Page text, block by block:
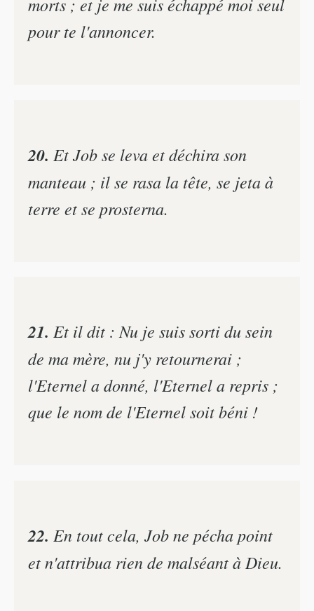
pour te l'annoncer.
20. Et Job se leva et déchira son
manteau ; il se rasa la tête, se jeta à
terre et se prosterna.
21. Et il dit : Nu je suis sorti du sein
de ma mère, nu j'y retournerai ;
l'Eternel a donné, l'Eternel a repris ;
que le nom de l'Eternel soit béni !
22. En tout cela, Job ne pécha point
et n'attribua rien de malséant à Dieu.